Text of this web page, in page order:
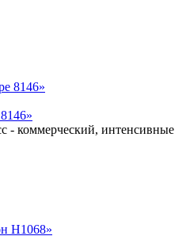
- коммерческий, интенсивные